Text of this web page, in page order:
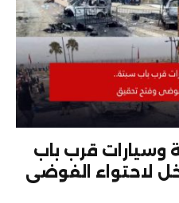
وسيارات قرب باب
لاحتواء الفوضى